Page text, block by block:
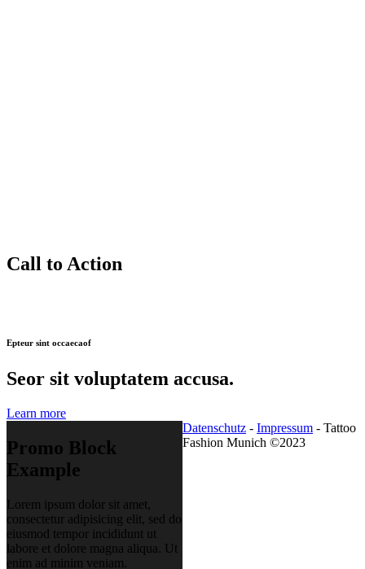
Call to Action
Epteur sint occaecaof
Seor sit voluptatem accusa.
Learn more
Promo Block
Example
Lorem ipsum dolor sit amet,
consectetur adipisicing elit, sed do
eiusmod tempor incididunt ut
labore et dolore magna aliqua. Ut
enim ad minim veniam.
Datenschutz - Impressum - Tattoo
Fashion Munich ©2023